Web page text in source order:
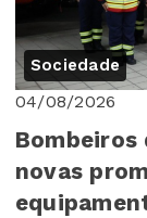
Sociedade
04/08/2026
Bombeiros
novas